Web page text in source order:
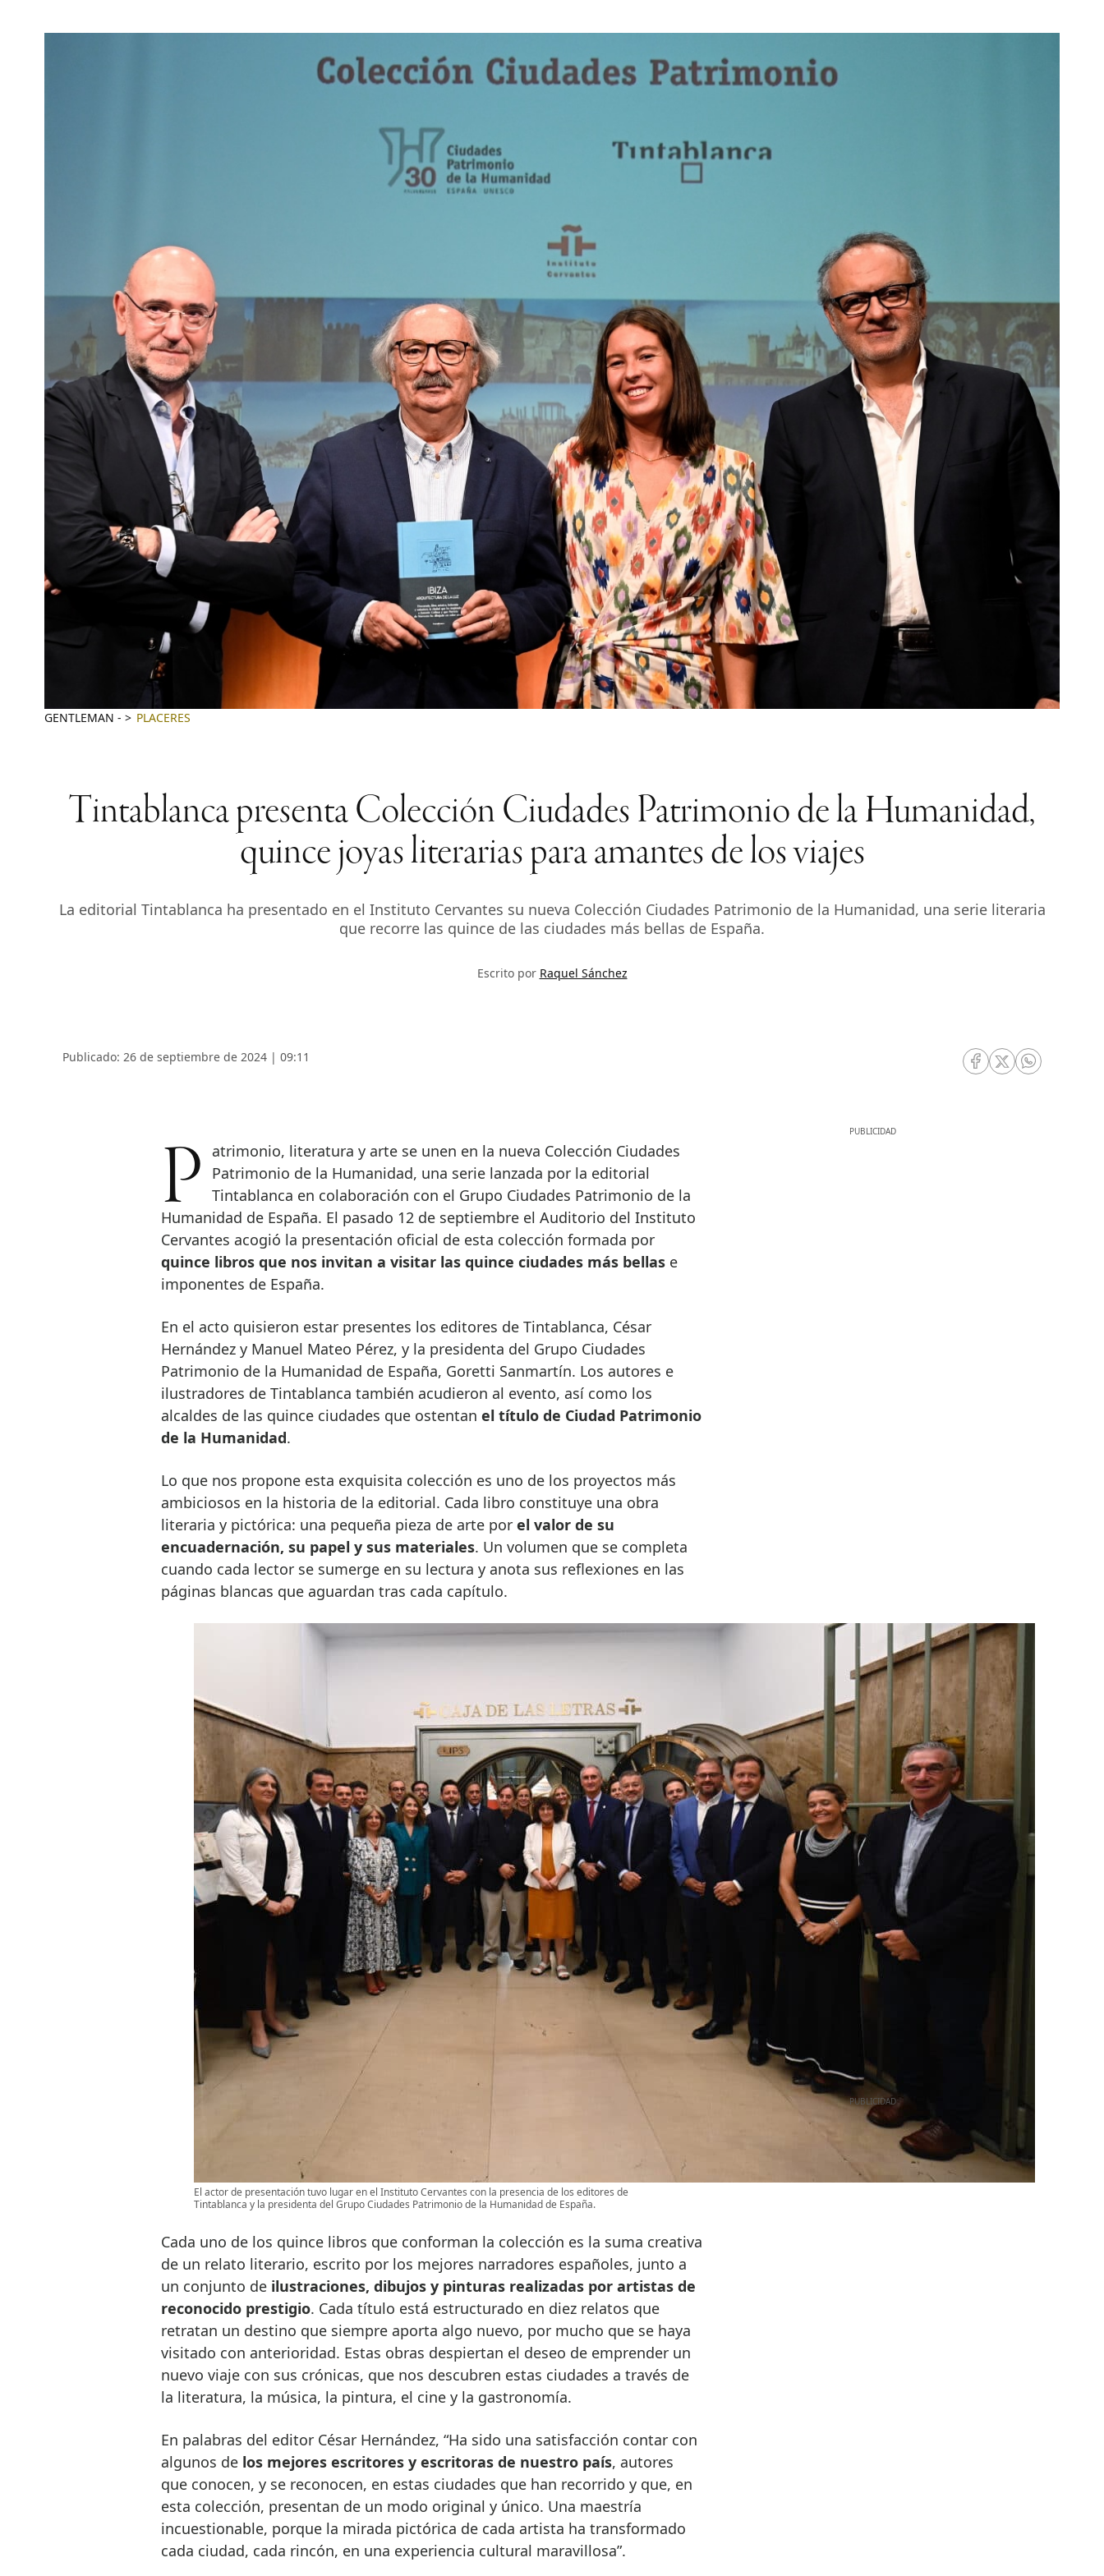
GENTLEMAN - PLACERES
Tintablanca presenta Colección Ciudades Patrimonio de la Humanidad,
quince joyas literarias para amantes de los viajes
La editorial Tintablanca ha presentado en el Instituto Cervantes su nueva Colección Ciudades Patrimonio de la Humanidad, una serie literaria
que recorre las quince de las ciudades más bellas de España.
Escrito por Raquel Sánchez
Publicado: 26 de septiembre de 2024 | 09:11
RRSS Facebook
RRSS Twitter
RRSS
Patrimonio, literatura y arte se unen en la nueva Colección Ciudades
Patrimonio de la Humanidad, una serie lanzada por la editorial
Tintablanca en colaboración con el Grupo Ciudades Patrimonio de la
Humanidad de España. El pasado 12 de septiembre el Auditorio del Instituto
Cervantes acogió la presentación oficial de esta colección formada por
quince libros que nos invitan a visitar las quince ciudades más bellas e
imponentes de España.
En el acto quisieron estar presentes los editores de Tintablanca, César
Hernández y Manuel Mateo Pérez, y la presidenta del Grupo Ciudades
Patrimonio de la Humanidad de España, Goretti Sanmartín. Los autores e
ilustradores de Tintablanca también acudieron al evento, así como los
alcaldes de las quince ciudades que ostentan el título de Ciudad Patrimonio
de la Humanidad.
Lo que nos propone esta exquisita colección es uno de los proyectos más
ambiciosos en la historia de la editorial. Cada libro constituye una obra
literaria y pictórica: una pequeña pieza de arte por el valor de su
encuadernación, su papel y sus materiales. Un volumen que se completa
cuando cada lector se sumerge en su lectura y anota sus reflexiones en las
páginas blancas que aguardan tras cada capítulo.
El actor de presentación tuvo lugar en el Instituto Cervantes con la presencia de los editores de
Tintablanca y la presidenta del Grupo Ciudades Patrimonio de la Humanidad de España.
Cada uno de los quince libros que conforman la colección es la suma creativa
de un relato literario, escrito por los mejores narradores españoles, junto a
un conjunto de ilustraciones, dibujos y pinturas realizadas por artistas de
reconocido prestigio. Cada título está estructurado en diez relatos que
retratan un destino que siempre aporta algo nuevo, por mucho que se haya
visitado con anterioridad. Estas obras despiertan el deseo de emprender un
nuevo viaje con sus crónicas, que nos descubren estas ciudades a través de
la literatura, la música, la pintura, el cine y la gastronomía.
En palabras del editor César Hernández, “Ha sido una satisfacción contar con
algunos de los mejores escritores y escritoras de nuestro país, autores
que conocen, y se reconocen, en estas ciudades que han recorrido y que, en
esta colección, presentan de un modo original y único. Una maestría
incuestionable, porque la mirada pictórica de cada artista ha transformado
cada ciudad, cada rincón, en una experiencia cultural maravillosa”.